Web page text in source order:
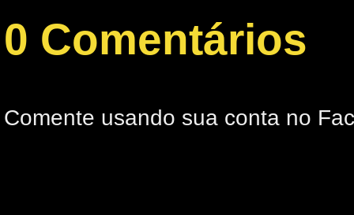
0 Comentários
Comente usando sua conta no